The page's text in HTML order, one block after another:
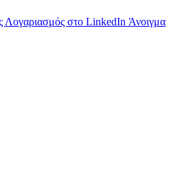
Λογαριασμός στο LinkedIn Άνοιγμα